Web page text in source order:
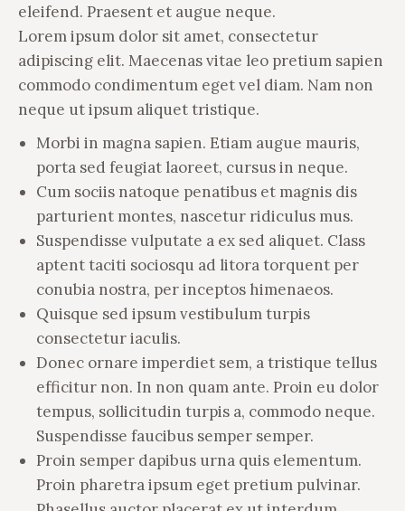
eleifend. Praesent et augue neque.
Lorem ipsum dolor sit amet, consectetur
adipiscing elit. Maecenas vitae leo pretium sapien
commodo condimentum eget vel diam. Nam non
neque ut ipsum aliquet tristique.
Morbi in magna sapien. Etiam augue mauris,
porta sed feugiat laoreet, cursus in neque.
Cum sociis natoque penatibus et magnis dis
parturient montes, nascetur ridiculus mus.
Suspendisse vulputate a ex sed aliquet. Class
aptent taciti sociosqu ad litora torquent per
conubia nostra, per inceptos himenaeos.
Quisque sed ipsum vestibulum turpis
consectetur iaculis.
Donec ornare imperdiet sem, a tristique tellus
efficitur non. In non quam ante. Proin eu dolor
tempus, sollicitudin turpis a, commodo neque.
Suspendisse faucibus semper semper.
Proin semper dapibus urna quis elementum.
Proin pharetra ipsum eget pretium pulvinar.